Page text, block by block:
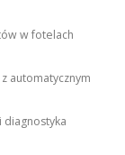
w fotelach
automatycznym